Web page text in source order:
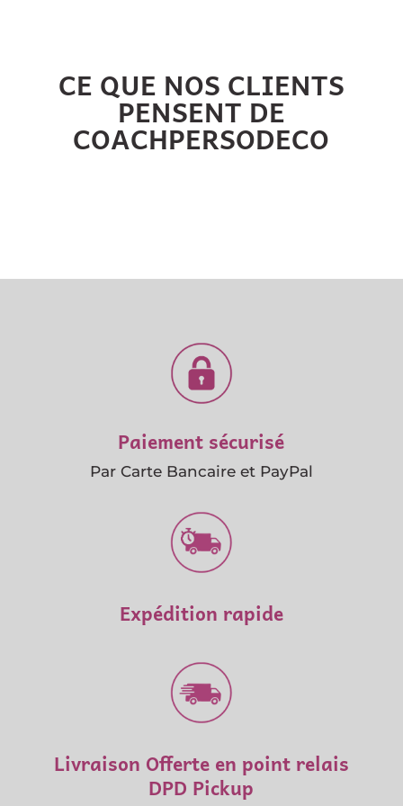
CE QUE NOS CLIENTS
PENSENT DE
COACHPERSODECO
Paiement sécurisé
Par Carte Bancaire et PayPal
Expédition rapide
Livraison Offerte en point relais
DPD Pickup